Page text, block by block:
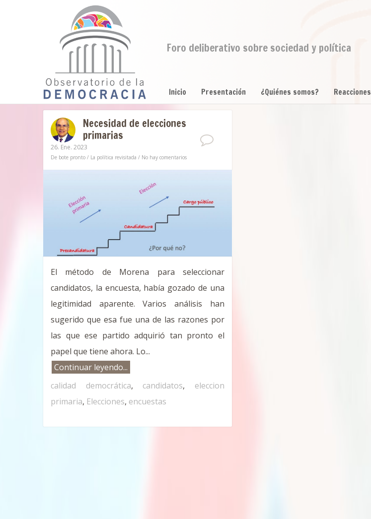
Foro deliberativo sobre sociedad y política
Inicio Presentación ¿Quiénes somos? Reacciones
Necesidad de elecciones
primarias
26. Ene. 2023
De bote pronto / La política revisitada / No hay comentarios
El método de Morena para seleccionar
candidatos, la encuesta, había gozado de una
legitimidad aparente. Varios análisis han
sugerido que esa fue una de las razones por
las que ese partido adquirió tan pronto el
papel que tiene ahora. Lo...
Continuar leyendo...
calidad democrática, candidatos, eleccion
primaria, Elecciones, encuestas